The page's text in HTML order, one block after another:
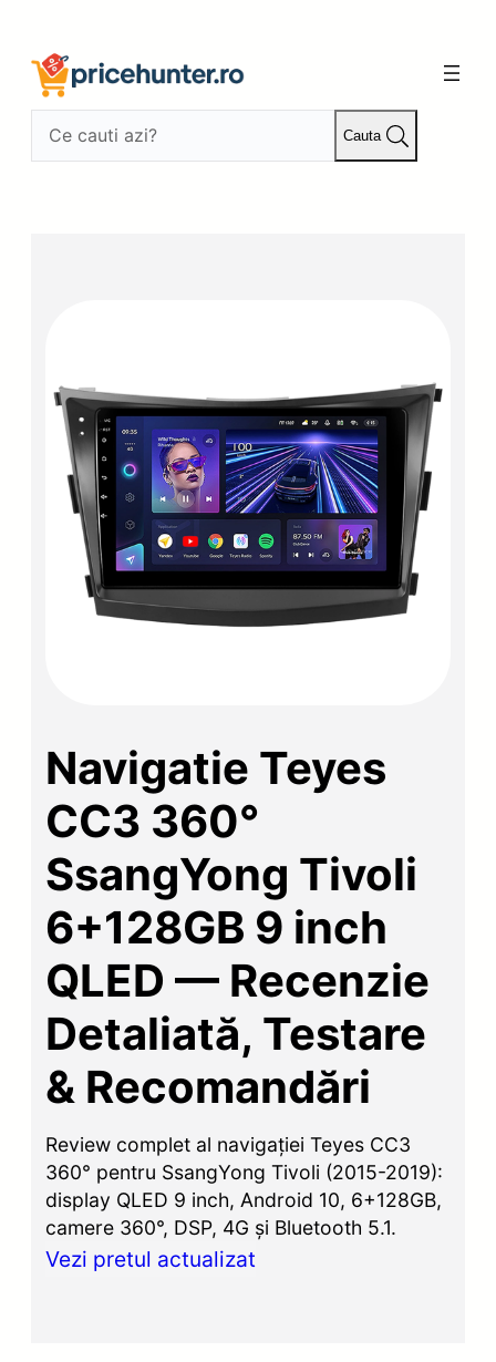
conținut
Cauta
Navigatie Teyes
CC3 360°
SsangYong Tivoli
6+128GB 9 inch
QLED — Recenzie
Detaliată, Testare
& Recomandări
Review complet al navigației Teyes CC3
360° pentru SsangYong Tivoli (2015-2019):
display QLED 9 inch, Android 10, 6+128GB,
camere 360°, DSP, 4G și Bluetooth 5.1.
Vezi pretul actualizat